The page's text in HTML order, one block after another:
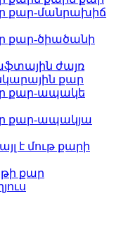
քար-մանրախիճ
քար-ծիածանի
ժայռ
քար
քար-ապակե
քար-ապակյա
է մութ քարի
քար